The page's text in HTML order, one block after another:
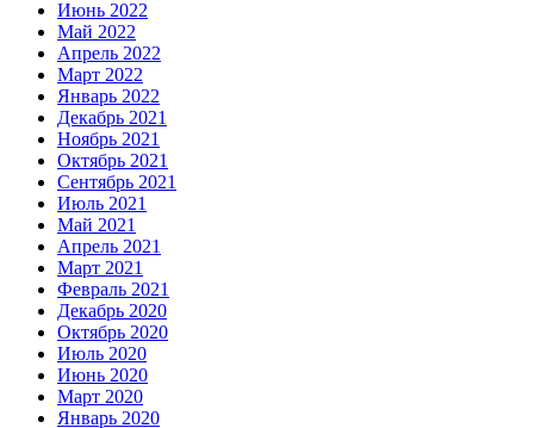
Июнь 2022
Май 2022
Апрель 2022
Март 2022
Январь 2022
Декабрь 2021
Ноябрь 2021
Октябрь 2021
Сентябрь 2021
Июль 2021
Май 2021
Апрель 2021
Март 2021
Февраль 2021
Декабрь 2020
Октябрь 2020
Июль 2020
Июнь 2020
Март 2020
Январь 2020